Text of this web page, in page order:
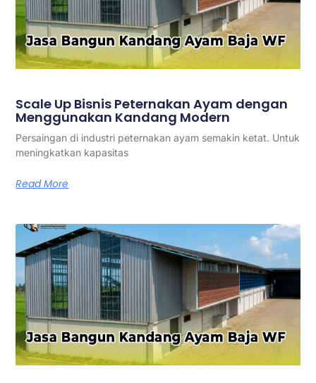
Scale Up Bisnis Peternakan Ayam dengan
Menggunakan Kandang Modern
Persaingan di industri peternakan ayam semakin ketat. Untuk
meningkatkan kapasitas
Read More